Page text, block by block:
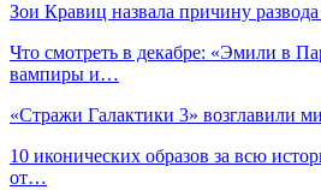
Зои Кравиц назвала причину
Что смотреть в декабре: «Эмили в
вампиры и…
«Стражи Галактики 3» возглавили
10 иконических образов за всю
от…